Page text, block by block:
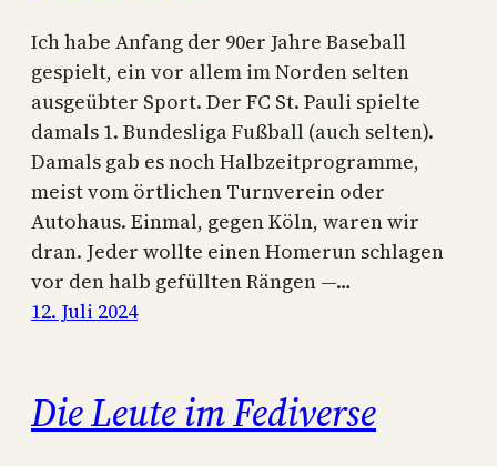
Ich habe Anfang der 90er Jahre Baseball
gespielt, ein vor allem im Norden selten
ausgeübter Sport. Der FC St. Pauli spielte
damals 1. Bundesliga Fußball (auch selten).
Damals gab es noch Halbzeitprogramme,
meist vom örtlichen Turnverein oder
Autohaus. Einmal, gegen Köln, waren wir
dran. Jeder wollte einen Homerun schlagen
vor den halb gefüllten Rängen —…
12. Juli 2024
Die Leute im Fediverse